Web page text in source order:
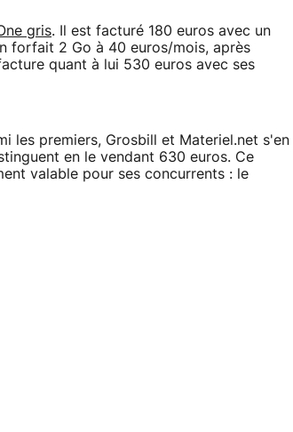
gris. Il est facturé 180 euros avec un
forfait 2 Go à 40 euros/mois, après
quant à lui 530 euros avec ses
les premiers, Grosbill et Materiel.net s'en
en le vendant 630 euros. Ce
valable pour ses concurrents : le